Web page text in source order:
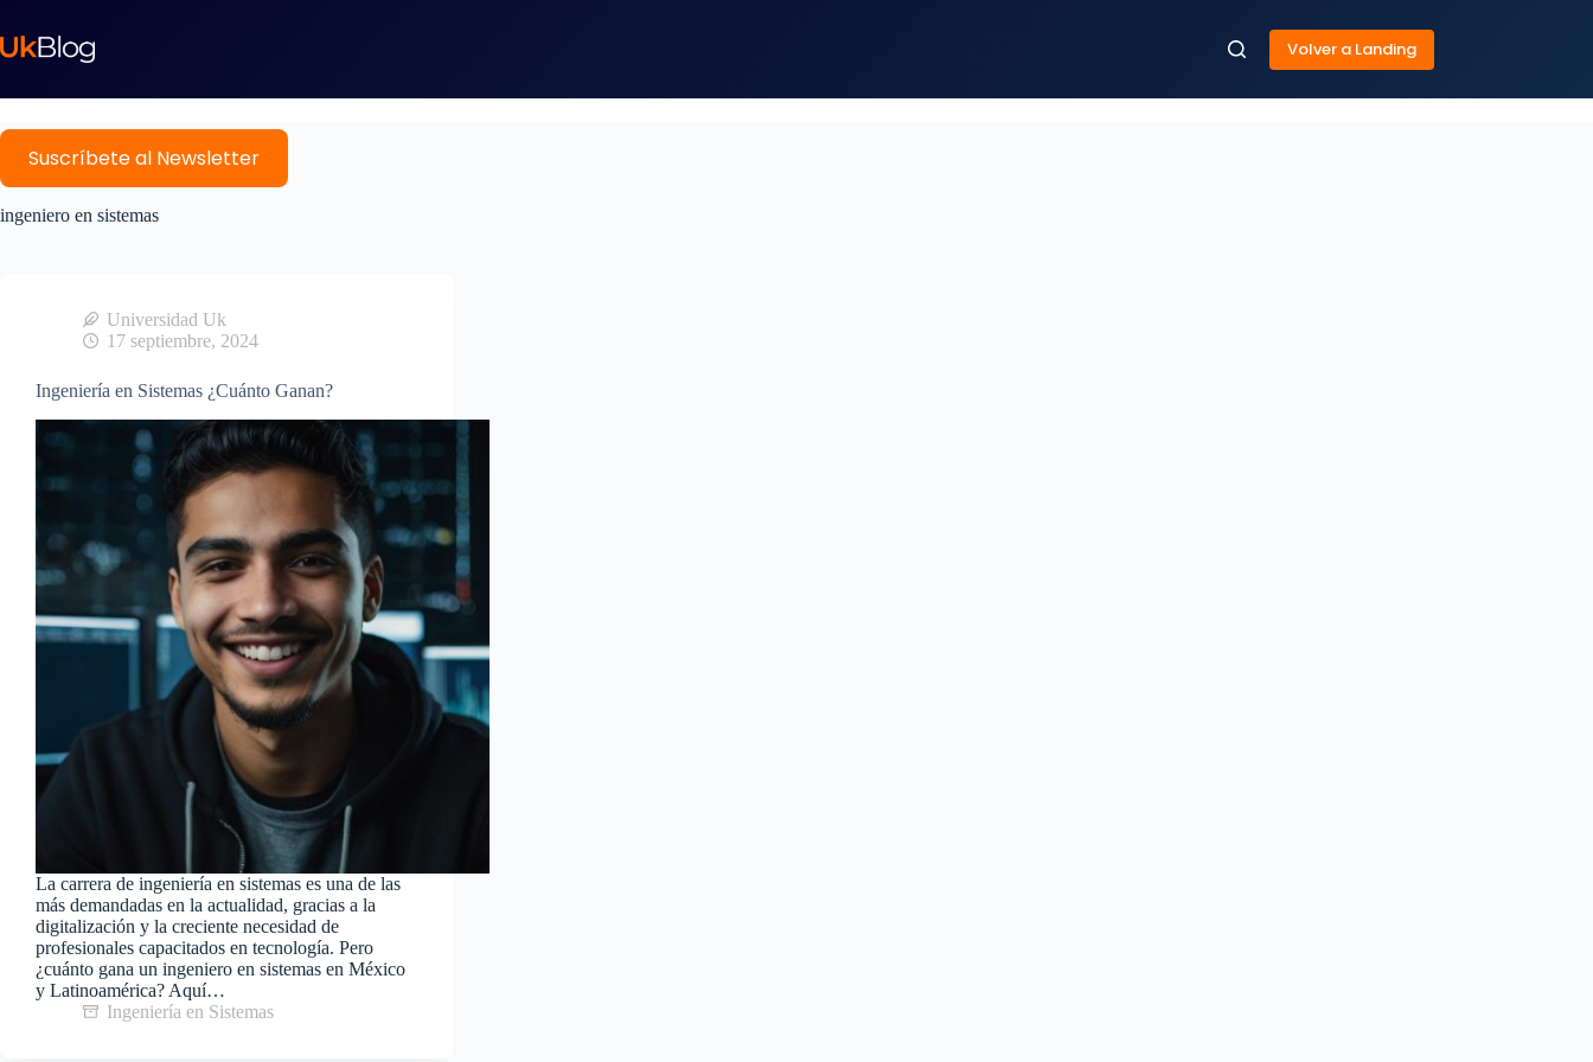
Volver a Landing
Suscríbete al Newsletter
ingeniero en sistemas
Universidad Uk
17 septiembre, 2024
Ingeniería en Sistemas ¿Cuánto Ganan?
La carrera de ingeniería en sistemas es una de las
más demandadas en la actualidad, gracias a la
digitalización y la creciente necesidad de
profesionales capacitados en tecnología. Pero
¿cuánto gana un ingeniero en sistemas en México
y Latinoamérica? Aquí…
Ingeniería en Sistemas